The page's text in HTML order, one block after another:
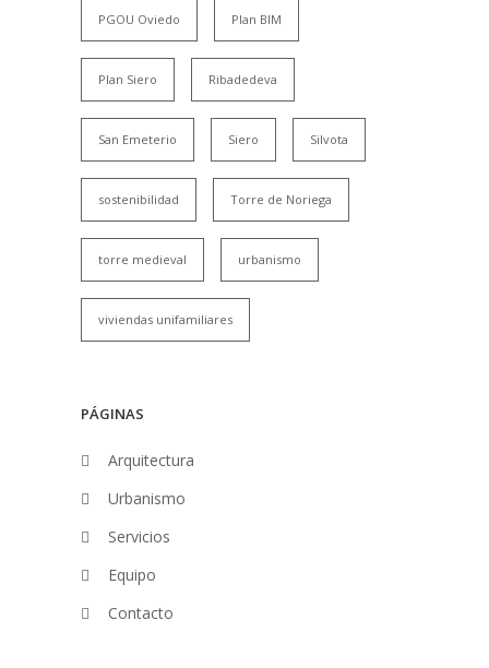
PGOU Oviedo Plan BIM
Plan Siero Ribadedeva
San Emeterio Siero Silvota
sostenibilidad Torre de Noriega
torre medieval urbanismo
viviendas unifamiliares
PÁGINAS
Arquitectura
Urbanismo
Servicios
Equipo
Contacto